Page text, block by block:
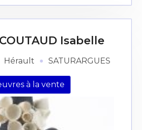
Isabelle
Hérault · SATURARGUES
à la vente